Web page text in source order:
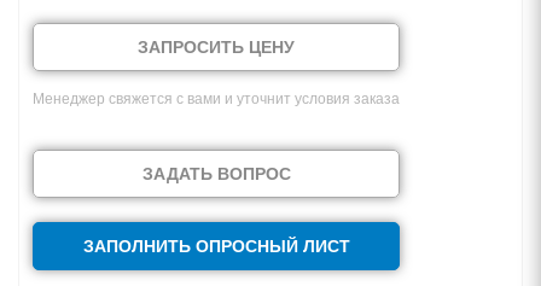
ЗАПРОСИТЬ ЦЕНУ
Менеджер свяжется с вами и уточнит условия заказа
ЗАДАТЬ ВОПРОС
ЗАПОЛНИТЬ ОПРОСНЫЙ ЛИСТ